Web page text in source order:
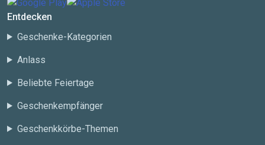
Entdecken
Geschenke-Kategorien
Anlass
Beliebte Feiertage
Geschenkempfänger
Geschenkkörbe-Themen